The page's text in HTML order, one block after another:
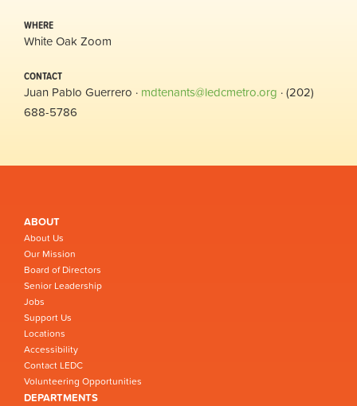
WHERE
White Oak Zoom
CONTACT
Juan Pablo Guerrero · mdtenants@ledcmetro.org · (202)
688-5786
ABOUT
About Us
Our Mission
Board of Directors
Senior Leadership
Jobs
Support Us
Locations
Accessibility
Contact LEDC
Volunteering Opportunities
DEPARTMENTS